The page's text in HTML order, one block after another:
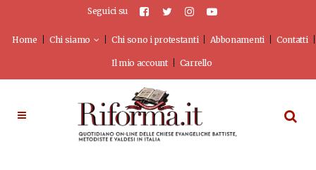
Seguici su
Home Chi siamo Chi sono i protestanti Abbonamenti Contatti
Il mio account Carrello